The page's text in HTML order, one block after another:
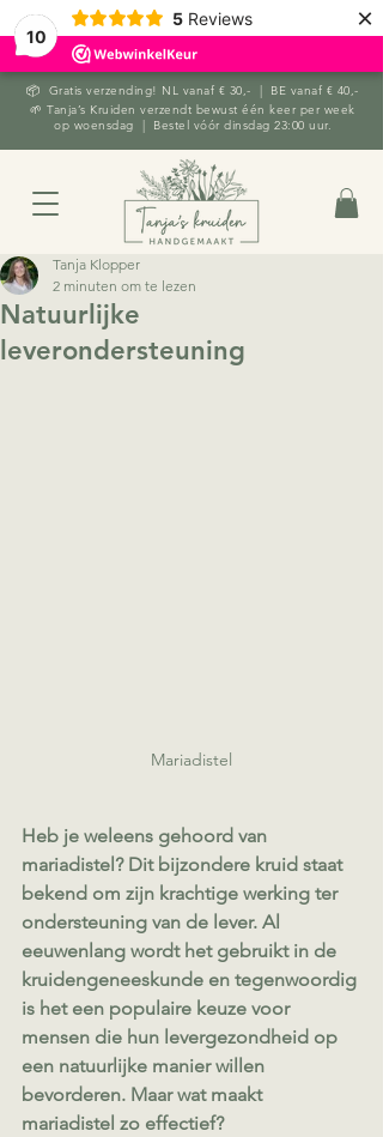
10
5 Reviews ×
📦 Gratis verzending! NL vanaf € 30,- | BE vanaf € 40,-
🌱 Tanja’s Kruiden verzendt bewust één keer per week
op woensdag | Bestel vóór dinsdag 23:00 uur.
Natuurlijke
leverondersteuning
Tanja Klopper
2 minuten om te lezen
Mariadistel
Heb je weleens gehoord van
mariadistel? Dit bijzondere kruid staat
bekend om zijn krachtige werking ter
ondersteuning van de lever. Al
eeuwenlang wordt het gebruikt in de
kruidengeneeskunde en tegenwoordig
is het een populaire keuze voor
mensen die hun levergezondheid op
een natuurlijke manier willen
bevorderen. Maar wat maakt
mariadistel zo effectief?